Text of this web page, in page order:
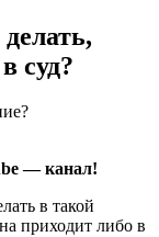
суд?
— канал!
в такой
приходит либо в